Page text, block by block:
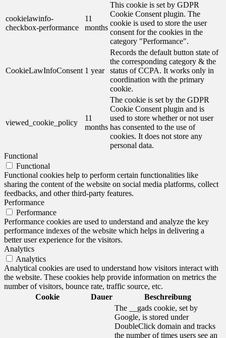
cookielawinfo-
checkbox-performance
11
months
This cookie is set by GDPR
Cookie Consent plugin. The
cookie is used to store the user
consent for the cookies in the
category "Performance".
CookieLawInfoConsent 1 year
Records the default button state of
the corresponding category & the
status of CCPA. It works only in
coordination with the primary
cookie.
viewed_cookie_policy
11
months
The cookie is set by the GDPR
Cookie Consent plugin and is
used to store whether or not user
has consented to the use of
cookies. It does not store any
personal data.
Functional
Functional
Functional cookies help to perform certain functionalities like
sharing the content of the website on social media platforms, collect
feedbacks, and other third-party features.
Performance
Performance
Performance cookies are used to understand and analyze the key
performance indexes of the website which helps in delivering a
better user experience for the visitors.
Analytics
Analytics
Analytical cookies are used to understand how visitors interact with
the website. These cookies help provide information on metrics the
number of visitors, bounce rate, traffic source, etc.
Cookie
Dauer Beschreibung
The __gads cookie, set by
Google, is stored under
DoubleClick domain and tracks
the number of times users see an